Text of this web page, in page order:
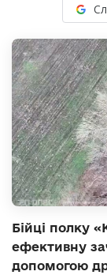
Бійці полку
ефективну
допомогою